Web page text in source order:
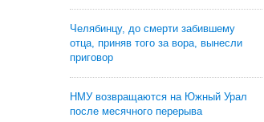
Челябинцу, до смерти забившему
отца, приняв того за вора, вынесли
приговор
НМУ возвращаются на Южный Урал
после месячного перерыва